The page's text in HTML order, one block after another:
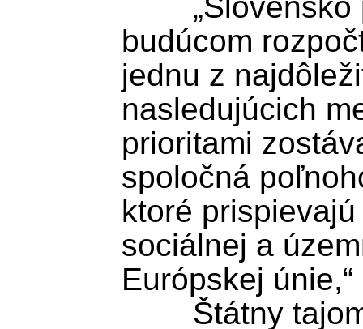
budúcom
jednu z
nasledujúcich
prioritami
spoločná
ktoré
sociálnej a
Európskej